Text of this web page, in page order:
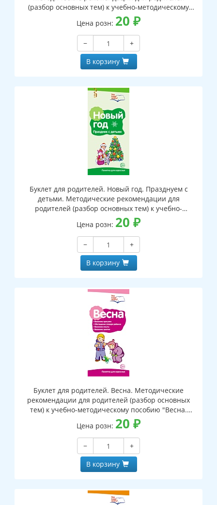
(разбор основных тем) к учебно-методическому
пособию "Правила безопасности дома."
Цена розн: 20 ₽
−
+
В корзину
Буклет для родителей. Новый год. Празднуем с
детьми. Методические рекомендации для
родителей (разбор основных тем) к учебно-
методическому пособию "Новый год. Празднуем с
детьми"
Цена розн: 20 ₽
−
+
В корзину
Буклет для родителей. Весна. Методические
рекомендации для родителей (разбор основных
тем) к учебно-методическому пособию "Весна.
Беседы о временах года "
Цена розн: 20 ₽
−
+
В корзину